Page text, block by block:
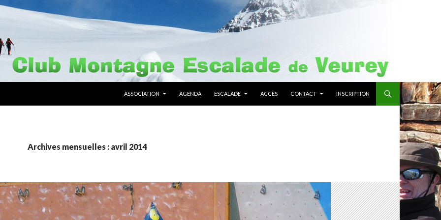
ASSOCIATION
AGENDA ESCALADE ACCÈS CONTACT INSCRIPTION
Archives mensuelles : avril 2014